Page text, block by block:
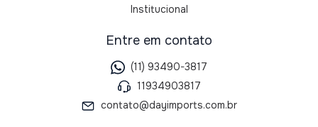
Institucional
Entre em contato
(11) 93490-3817
11934903817
contato@dayimports.com.br